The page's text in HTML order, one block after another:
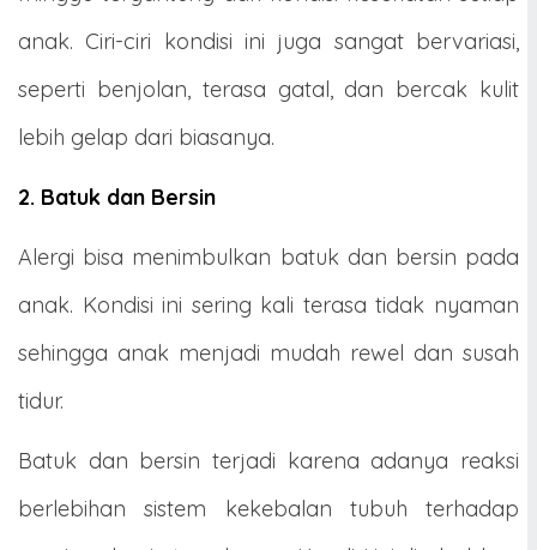
anak. Ciri-ciri kondisi ini juga sangat bervariasi,
seperti benjolan, terasa gatal, dan bercak kulit
lebih gelap dari biasanya.
2. Batuk dan Bersin
Alergi bisa menimbulkan batuk dan bersin pada
anak. Kondisi ini sering kali terasa tidak nyaman
sehingga anak menjadi mudah rewel dan susah
tidur.
Batuk dan bersin terjadi karena adanya reaksi
berlebihan sistem kekebalan tubuh terhadap